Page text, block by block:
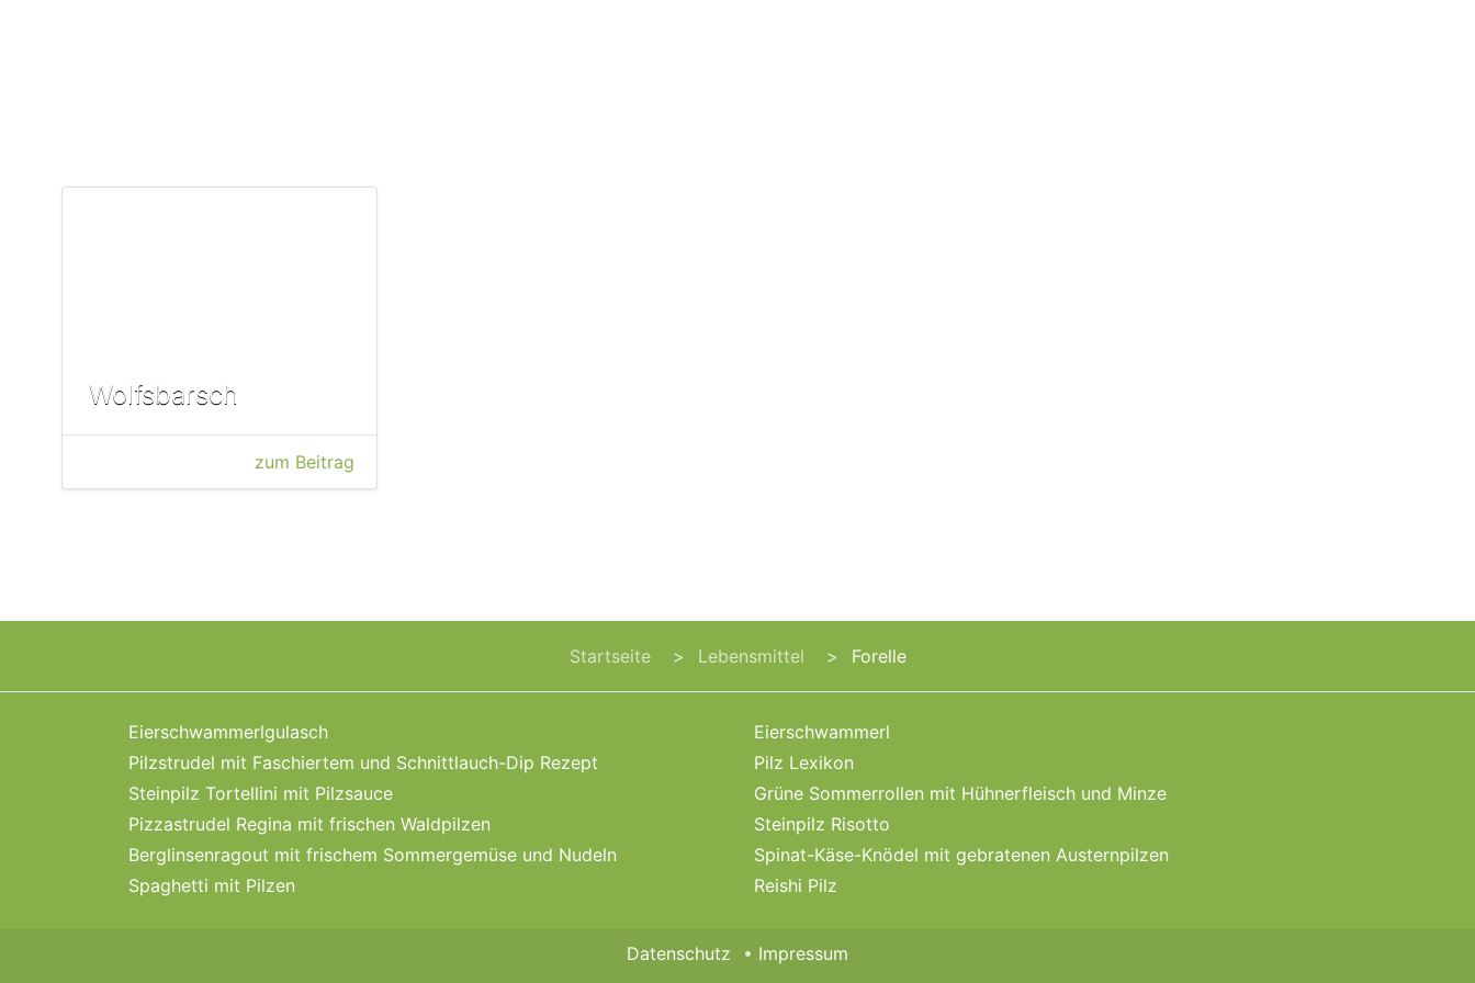
Wolfsbarsch
zum Beitrag
Startseite Lebensmittel Forelle
Eierschwammerlgulasch
Pilzstrudel mit Faschiertem und Schnittlauch-Dip Rezept
Steinpilz Tortellini mit Pilzsauce
Pizzastrudel Regina mit frischen Waldpilzen
Berglinsenragout mit frischem Sommergemüse und Nudeln
Spaghetti mit Pilzen
Eierschwammerl
Pilz Lexikon
Grüne Sommerrollen mit Hühnerfleisch und Minze
Steinpilz Risotto
Spinat-Käse-Knödel mit gebratenen Austernpilzen
Reishi Pilz
Datenschutz Impressum